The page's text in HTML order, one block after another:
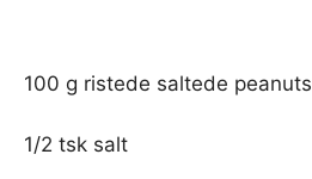
100 g ristede saltede peanuts
1/2 tsk salt